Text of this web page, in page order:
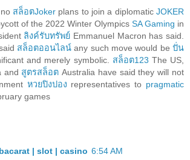
สล็อตJoker plans to join a diplomatic JOKER
of the 2022 Winter Olympics SA Gaming in
ลิงค์รับทรัพย์ Emmanuel Macron has said.
สล็อตออนไลน์ any such move would be ปั่น
and merely symbolic. สล็อต123 The US,
and สูตรสล็อต Australia have said they will not
หวยปิงปอง representatives to pragmatic
games
| slot | casino 6:54 AM